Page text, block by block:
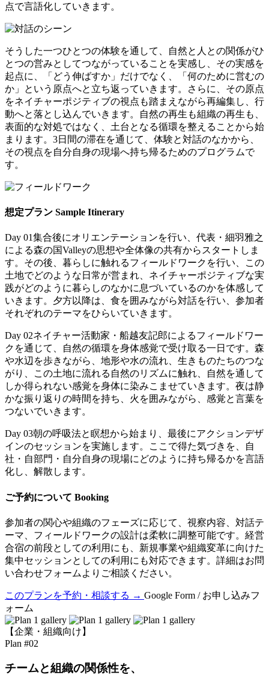
点で言語化していきます。
そうした一つひとつの体験を通して、自然と人との関係がひ
とつの営みとしてつながっていることを実感し、その実感を
起点に、「どう伸ばすか」だけでなく、「何のために営むの
か」という原点へと立ち返っていきます。さらに、その原点
をネイチャーポジティブの視点も踏まえながら再編集し、行
動へと落とし込んでいきます。自然の再生も組織の再生も、
表面的な対処ではなく、土台となる循環を整えることから始
まります。3日間の滞在を通じて、体験と対話のなかから、
その視点を自分自身の現場へ持ち帰るためのプログラムで
す。
想定プラン Sample Itinerary
Day 01集合後にオリエンテーションを行い、代表・細羽雅之
による森の国Valleyの思想や全体像の共有からスタートしま
す。その後、暮らしに触れるフィールドワークを行い、この
土地でどのような日常が営まれ、ネイチャーポジティブな実
践がどのように暮らしのなかに息づいているのかを体感して
いきます。夕方以降は、食を囲みながら対話を行い、参加者
それぞれのテーマをひらいていきます。
Day 02ネイチャー活動家・船越友記郎によるフィールドワー
クを通じて、自然の循環を身体感覚で受け取る一日です。森
や水辺を歩きながら、地形や水の流れ、生きものたちのつな
がり、この土地に流れる自然のリズムに触れ、自然を通して
しか得られない感覚を身体に染みこませていきます。夜は静
かな振り返りの時間を持ち、火を囲みながら、感覚と言葉を
つないでいきます。
Day 03朝の呼吸法と瞑想から始まり、最後にアクションデザ
インのセッションを実施します。ここで得た気づきを、自
社・自部門・自分自身の現場にどのように持ち帰るかを言語
化し、解散します。
ご予約について Booking
参加者の関心や組織のフェーズに応じて、視察内容、対話テ
ーマ、フィールドワークの設計は柔軟に調整可能です。経営
合宿の前段としての利用にも、新規事業や組織変革に向けた
集中セッションとしての利用にも対応できます。詳細はお問
い合わせフォームよりご相談ください。
このプランを予約・相談する → Google Form / お申し込みフ
ォーム
【企業・組織向け】
Plan #02
チームと組織の関係性を、